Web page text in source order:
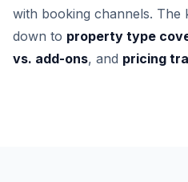
with booking channels. The
down to property type
vs. add-ons, and pricing